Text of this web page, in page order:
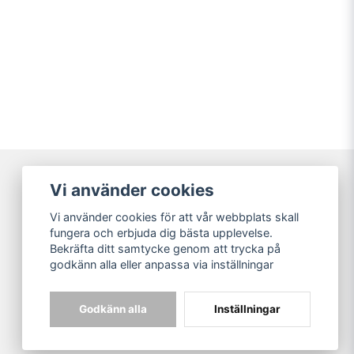
Broarne AB
© Copyright
Vi använder cookies
Vi använder cookies för att vår webbplats skall
fungera och erbjuda dig bästa upplevelse.
Bekräfta ditt samtycke genom att trycka på
godkänn alla eller anpassa via inställningar
Godkänn alla Inställningar